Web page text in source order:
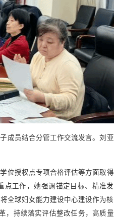
成员结合分管工作交流发言。刘亚
位授权点专项合格评估等方面取得
点工作，她强调锚定目标、精准发
全球妇女能力建设中心建设作为核
，持续落实评估整改任务，高质量